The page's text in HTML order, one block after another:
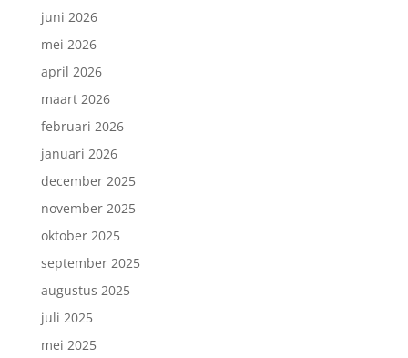
juni 2026
mei 2026
april 2026
maart 2026
februari 2026
januari 2026
december 2025
november 2025
oktober 2025
september 2025
augustus 2025
juli 2025
mei 2025